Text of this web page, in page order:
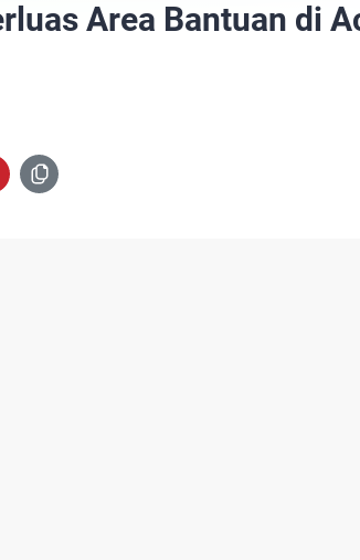
Area Bantuan di